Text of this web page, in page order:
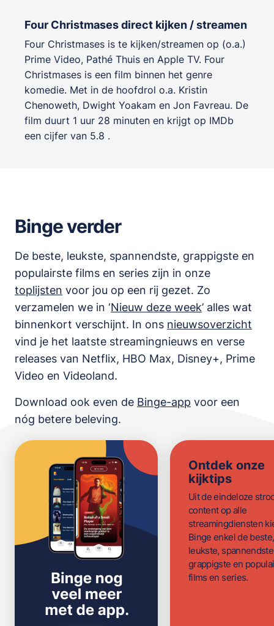
Four Christmases direct kijken / streamen
Four Christmases is te kijken/streamen op (o.a.)
Prime Video, Pathé Thuis en Apple TV. Four
Christmases is een film binnen het genre
komedie. Met in de hoofdrol o.a. Kristin
Chenoweth, Dwight Yoakam en Jon Favreau. De
film duurt 1 uur 28 minuten en krijgt op IMDb
een cijfer van 5.8 .
Binge verder
De beste, leukste, spannendste, grappigste en
populairste films en series zijn in onze
toplijsten voor jou op een rij gezet. Zo
verzamelen we in ‘Nieuw deze week’ alles wat
binnenkort verschijnt. In ons nieuwsoverzicht
vind je het laatste streamingnieuws en verse
releases van Netflix, HBO Max, Disney+, Prime
Video en Videoland.
Download ook even de Binge-app voor een
nóg betere beleving.
Ontdek onze
kijktips
Uit de eindeloze
content op alle
streamingdiensten
Binge enkel de beste,
leukste,
grappigste en
films en series.